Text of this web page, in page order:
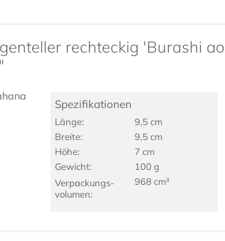
rechteckig 'Burashi ao
Spezifikationen
Länge:
9,5 cm
Breite:
9,5 cm
Höhe:
7 cm
Gewicht:
100 g
Verpackungs­
volumen:
968 cm³